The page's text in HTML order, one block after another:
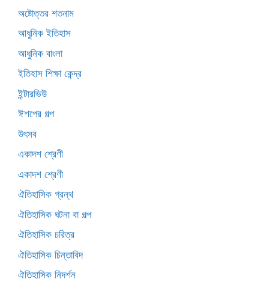
অষ্টোত্তর শতনাম
আধুনিক ইতিহাস
আধুনিক বাংলা
ইতিহাস শিক্ষা কেন্দ্র
ইন্টারভিউ
ঈশপের গল্প
উৎসব
একাদশ শ্রেণী
একাদশ শ্রেণী
ঐতিহাসিক গ্রন্থ
ঐতিহাসিক ঘটনা বা গল্প
ঐতিহাসিক চরিত্র
ঐতিহাসিক চিন্তাবিদ
ঐতিহাসিক নিদর্শন